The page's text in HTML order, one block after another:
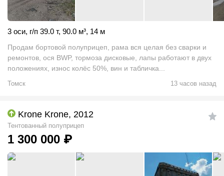
3 оси, г/п 39.0 т, 90.0 м³, 14 м
Продам бортовой полуприцеп, рама вся целая без сварки и
ремонтов, ося BWP, тормоза дисковые, лапы работают в двух
положениях, износ колёс 50%, вин и табличка...
Томск 13 часов назад
Krone Krone, 2012
Тентованный полуприцеп
1 300 000 ₽